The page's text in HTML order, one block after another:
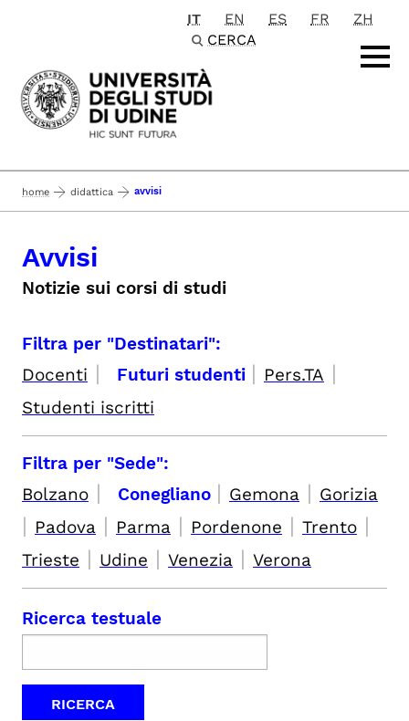
Passa al contenuto principale
IT EN ES FR
ZH
CERCA
home didattica avvisi
Avvisi
Notizie sui corsi di studi
Filtra per "Destinatari":
Docenti | Futuri studenti | Pers.TA |
Studenti iscritti
Filtra per "Sede":
Bolzano | Conegliano | Gemona | Gorizia
| Padova | Parma | Pordenone | Trento |
Trieste | Udine | Venezia | Verona
Ricerca testuale